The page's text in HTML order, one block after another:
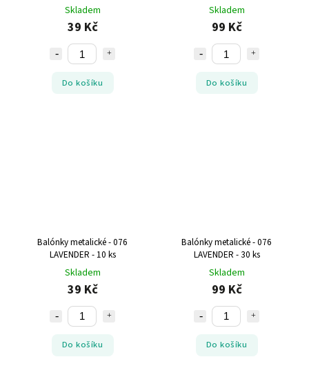
Skladem
39 Kč
Do košíku
Skladem
99 Kč
Do košíku
Balónky metalické - 076
LAVENDER - 10 ks
Skladem
39 Kč
Do košíku
Balónky metalické - 076
LAVENDER - 30 ks
Skladem
99 Kč
Do košíku